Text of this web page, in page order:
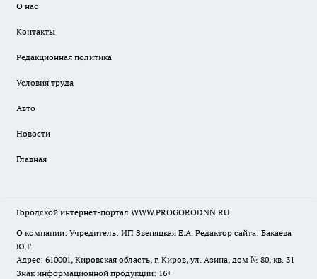
О нас
Контакты
Редакционная политика
Условия труда
Авто
Новости
Главная
Городской интернет-портал WWW.PROGORODNN.RU
О компании: Учредитель: ИП Звеняцкая Е.А. Редактор сайта: Бакаева
Ю.Г.
Адрес: 610001, Кировская область, г. Киров, ул. Азина, дом № 80, кв. 31
Знак информационной продукции: 16+